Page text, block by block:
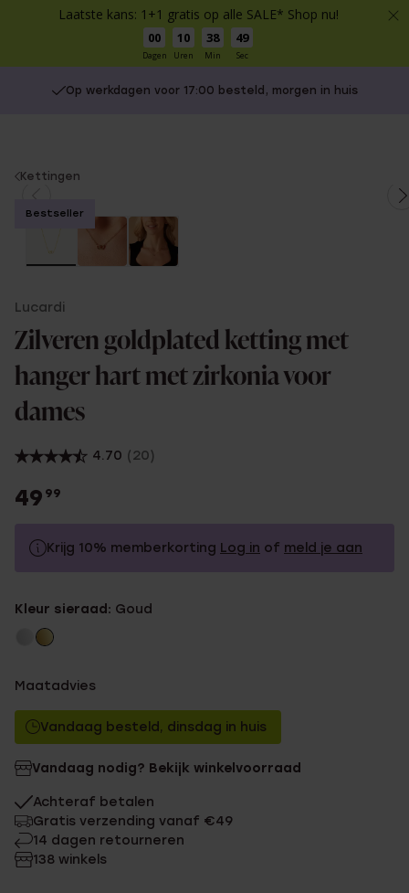
Laatste kans: 1+1 gratis op alle SALE* Shop nu!
00
Dagen
10
Uren
38
Min
49
Sec
Op werkdagen voor 17:00 besteld, morgen in huis
You
here:
Kettingen
Bestseller
Lucardi
Zilveren goldplated ketting met
hanger hart met zirkonia voor
dames
4.70 (20)
49 99
Krijg 10% memberkorting Log in of meld je aan
Zonder memberkorting
Kleur sieraad: Goud
Maatadvies
Vandaag besteld, dinsdag in huis
Vandaag nodig? Bekijk winkelvoorraad
Achteraf betalen
Gratis verzending vanaf €49
14 dagen retourneren
138 winkels